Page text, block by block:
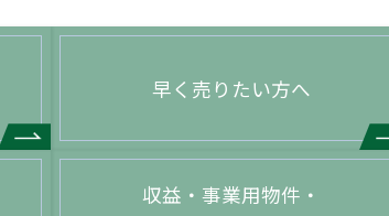
早く売りたい方へ
収益・事業用物件・